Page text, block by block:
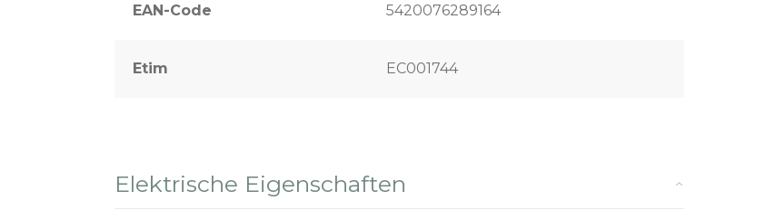
EAN-Code 5420076289164
Etim EC001744
Elektrische Eigenschaften